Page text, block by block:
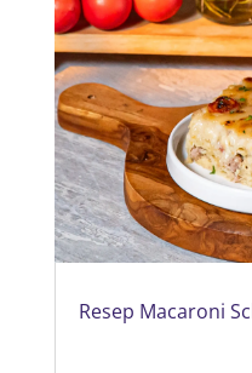
Resep Macaroni